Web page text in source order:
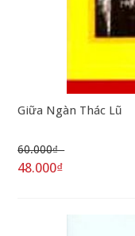
Giữa Ngàn Thác Lũ
60.000₫
48.000₫